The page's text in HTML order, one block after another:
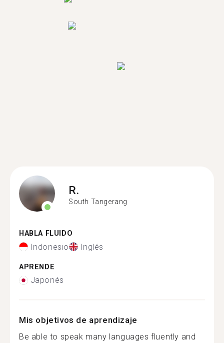
R.
South Tangerang
HABLA FLUIDO
Indonesio Inglés
APRENDE
Japonés
Mis objetivos de aprendizaje
Be able to speak many languages fluently and